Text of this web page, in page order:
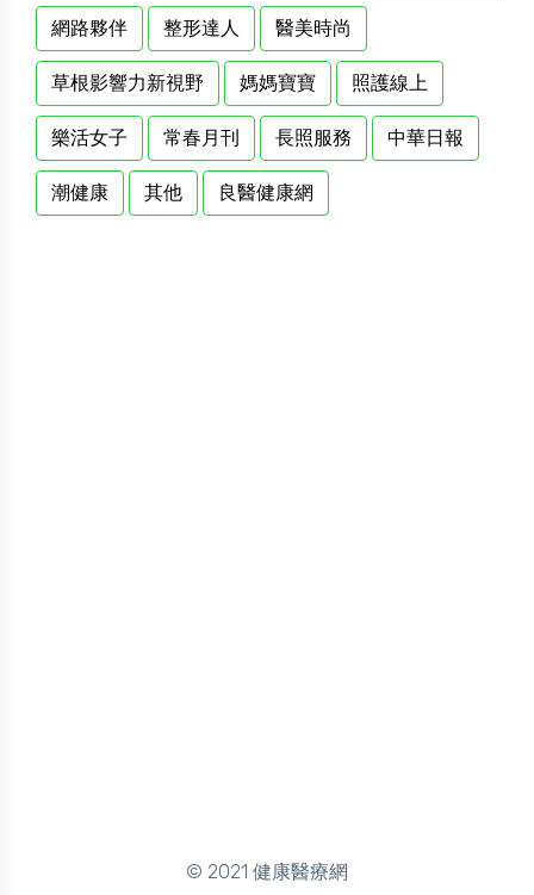
網路夥伴 整形達人 醫美時尚
草根影響力新視野 媽媽寶寶 照護線上
樂活女子 常春月刊 長照服務 中華日報
潮健康 其他 良醫健康網
© 2021 健康醫療網